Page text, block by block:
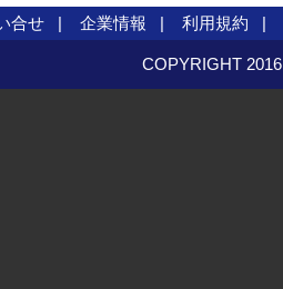
合せ 企業情報 利用規約
COPYRIGHT 2016